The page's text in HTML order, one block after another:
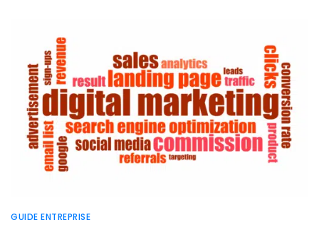
GUIDE ENTREPRISE